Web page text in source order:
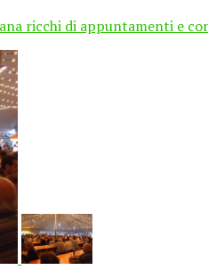
ricchi di appuntamenti e